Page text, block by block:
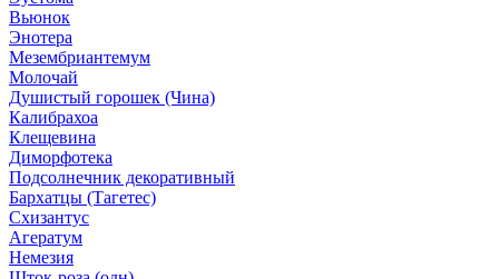
Вьюнок
Энотера
Мезембриантемум
Молочай
Душистый горошек (Чина)
Калибрахоа
Клещевина
Диморфотека
Подсолнечник декоративный
Бархатцы (Тагетес)
Схизантус
Агератум
Немезия